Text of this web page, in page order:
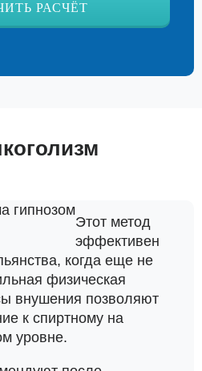
РАСЧЁТ
Этот метод
эффективен
когда еще не
физическая
внушения позволяют
к спиртному на
уровне.